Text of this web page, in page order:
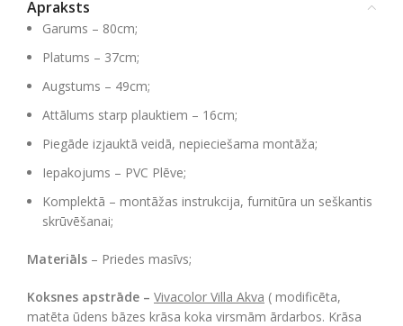
Apraksts
Garums – 80cm;
Platums – 37cm;
Augstums – 49cm;
Attālums starp plauktiem – 16cm;
Piegāde izjauktā veidā, nepieciešama montāža;
Iepakojums – PVC Plēve;
Komplektā – montāžas instrukcija, furnitūra un seškantis
skrūvēšanai;
Materiāls – Priedes masīvs;
Koksnes apstrāde – Vivacolor Villa Akva ( modificēta,
matēta ūdens bāzes krāsa koka virsmām ārdarbos. Krāsa